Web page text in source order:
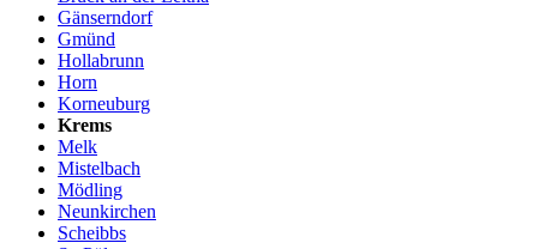
Gänserndorf
Gmünd
Hollabrunn
Horn
Korneuburg
Krems
Melk
Mistelbach
Mödling
Neunkirchen
Scheibbs